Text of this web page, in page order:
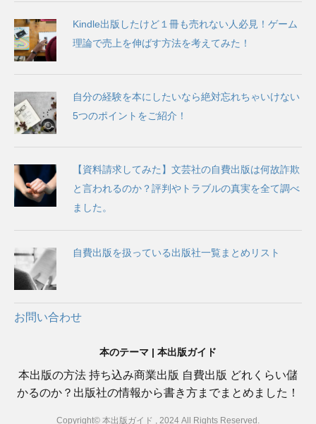
Kindle出版したけど１冊も売れない人必見！ゲーム
理論で売上を伸ばす方法を考えてみた！
自分の経験を本にしたいなら絶対忘れちゃいけない
5つのポイントをご紹介！
【資料請求してみた】文芸社の自費出版は何故詐欺
と言われるのか？評判やトラブルの真実を全て調べ
ました。
自費出版を扱っている出版社一覧まとめリスト
お問い合わせ
本のテーマ | 本出版ガイド
本出版の方法 持ち込み商業出版 自費出版 どれくらい儲
かるのか？出版社の情報から書き方までまとめました！
Copyright© 本出版ガイド , 2024 All Rights Reserved.